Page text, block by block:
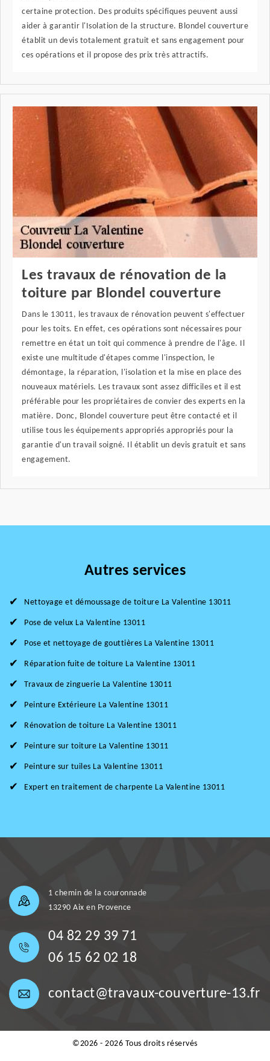
certaine protection. Des produits spécifiques peuvent aussi
aider à garantir l'Isolation de la structure. Blondel couverture
établit un devis totalement gratuit et sans engagement pour
ces opérations et il propose des prix très attractifs.
Les travaux de rénovation de la
toiture par Blondel couverture
Dans le 13011, les travaux de rénovation peuvent s'effectuer
pour les toits. En effet, ces opérations sont nécessaires pour
remettre en état un toit qui commence à prendre de l'âge. Il
existe une multitude d'étapes comme l'inspection, le
démontage, la réparation, l'isolation et la mise en place des
nouveaux matériels. Les travaux sont assez difficiles et il est
préférable pour les propriétaires de convier des experts en la
matière. Donc, Blondel couverture peut être contacté et il
utilise tous les équipements appropriés appropriés pour la
garantie d'un travail soigné. Il établit un devis gratuit et sans
engagement.
Autres services
Nettoyage et démoussage de toiture La Valentine 13011
Pose de velux La Valentine 13011
Pose et nettoyage de gouttières La Valentine 13011
Réparation fuite de toiture La Valentine 13011
Travaux de zinguerie La Valentine 13011
Peinture Extérieure La Valentine 13011
Rénovation de toiture La Valentine 13011
Peinture sur toiture La Valentine 13011
Peinture sur tuiles La Valentine 13011
Expert en traitement de charpente La Valentine 13011
1 chemin de la couronnade
13290 Aix en Provence
04 82 29 39 71
06 15 62 02 18
contact@travaux-couverture-13.fr
©2026 - 2026 Tous droits réservés